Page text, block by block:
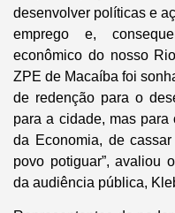
desenvolver políticas e
emprego e,
econômico do nosso
ZPE de Macaíba foi
de redenção para o
para a cidade, mas
da Economia, de
povo potiguar”, avaliou
da audiência pública,